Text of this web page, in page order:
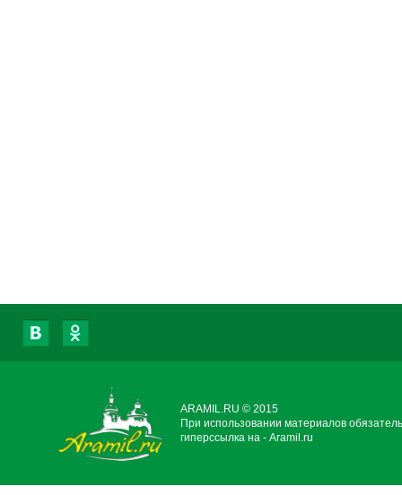
ARAMIL.RU © 2015
При использовании материалов
гиперссылка на - Aramil.ru